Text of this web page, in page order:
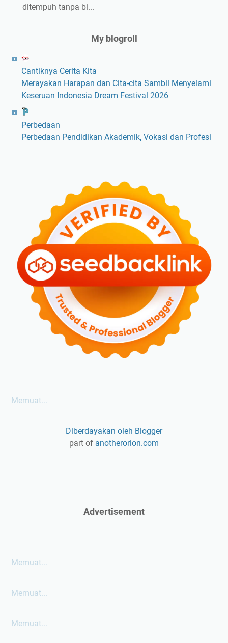
ditempuh tanpa bi...
My blogroll
Cantiknya Cerita Kita
Merayakan Harapan dan Cita-cita Sambil Menyelami
Keseruan Indonesia Dream Festival 2026
Perbedaan
Perbedaan Pendidikan Akademik, Vokasi dan Profesi
Memuat...
Diberdayakan oleh Blogger
part of anotherorion.com
Advertisement
Memuat...
Memuat...
Memuat...